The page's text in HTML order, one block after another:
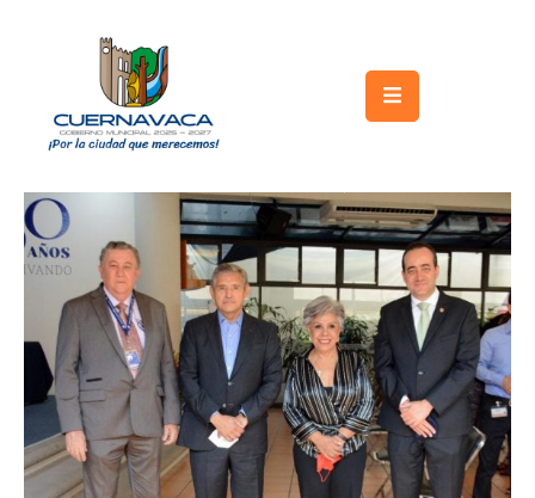
Gobierno
Turismo
Trámites
Servicios
Licitaciones
Transparencia
Directorio